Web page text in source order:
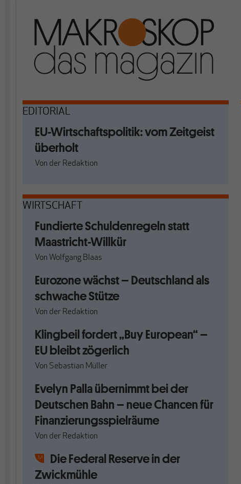
EDITORIAL
EU-Wirtschaftspolitik: vom Zeitgeist
überholt
Von der Redaktion
WIRTSCHAFT
Fundierte Schuldenregeln statt
Maastricht-Willkür
Von Wolfgang Blaas
Eurozone wächst – Deutschland als
schwache Stütze
Von der Redaktion
Klingbeil fordert „Buy European“ –
EU bleibt zögerlich
Von Sebastian Müller
Evelyn Palla übernimmt bei der
Deutschen Bahn – neue Chancen für
Finanzierungsspielräume
Von der Redaktion
Die Federal Reserve in der
Zwickmühle